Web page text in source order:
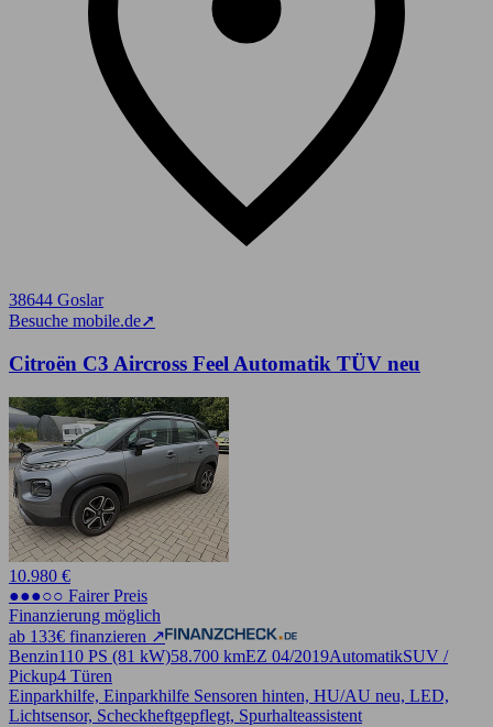
38644 Goslar
Besuche mobile.de➚
Citroën C3 Aircross Feel Automatik TÜV neu
10.980 €
●●●○○ Fairer Preis
Finanzierung möglich
ab 133€ finanzieren ↗
Benzin110 PS (81 kW)58.700 kmEZ 04/2019AutomatikSUV /
Pickup4 Türen
Einparkhilfe, Einparkhilfe Sensoren hinten, HU/AU neu, LED,
Lichtsensor, Scheckheftgepflegt, Spurhalteassistent